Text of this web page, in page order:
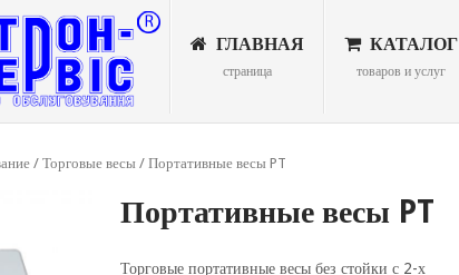
ГЛАВНАЯ
страница
КАТАЛОГ
товаров и услуг
/ Торговые весы / Портативные весы PT
Портативные весы PT
Торговые портативные весы без стойки с 2-х